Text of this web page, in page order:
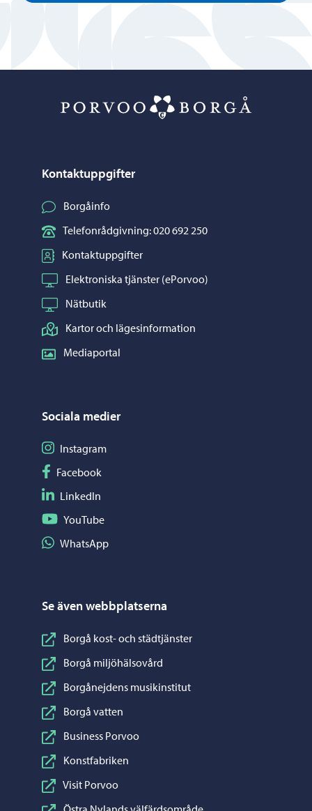
Kontaktuppgifter
Borgåinfo
Telefonrådgivning: 020 692 250
Kontaktuppgifter
Elektroniska tjänster (ePorvoo)
Nätbutik
Kartor och lägesinformation
Mediaportal
Sociala medier
Följ på Instagram
Instagram
Följ på Facebook
Facebook
Följ på LinkedIn
LinkedIn
Följ på YouTube
YouTube
Dela på WhatsApp
WhatsApp
Se även webbplatserna
Borgå kost- och städtjänster
Borgå miljöhälsovård
Borgånejdens musikinstitut
Borgå vatten
Business Porvoo
Konstfabriken
Visit Porvoo